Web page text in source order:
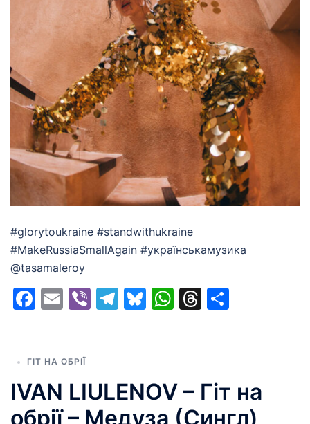
#glorytoukraine #standwithukraine
#MakeRussiaSmallAgain #українськамузика
@tasamaleroy
Facebook
EmailViberTelegram
Bluesky
WhatsApp
Threads
ГІТ НА ОБРІЇ
IVAN LIULENOV – Гіт на
обрії – Медуза (Сингл)